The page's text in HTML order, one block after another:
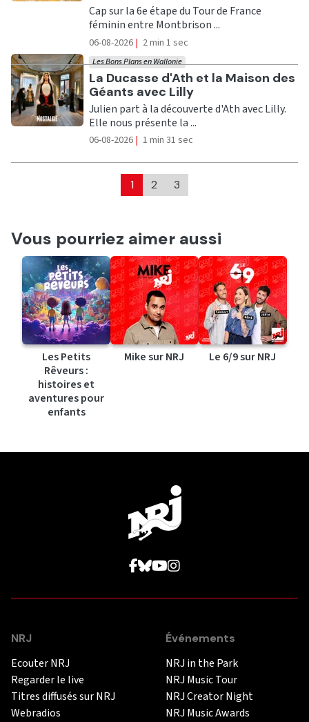
Cap sur la 6e étape du Tour de France
féminin entre Montbrison ...
06-08-2026 | 2 min 1 sec
Ecouter
La Ducasse d'Ath et la Maison des
Géants avec Lilly
Les Bons Plans en Wallonie
Julien part à la découverte d'Ath avec Lilly.
Elle nous présente la ...
06-08-2026 | 1 min 31 sec
1 2 3
Vous pourriez aimer aussi
Les Petits
Rêveurs :
histoires et
aventures pour
enfants
Mike sur NRJ Le 6/9 sur NRJ
NRJ
Ecouter NRJ
Regarder le live
Titres diffusés sur NRJ
Webradios
Événements
NRJ in the Park
NRJ Music Tour
NRJ Creator Night
NRJ Music Awards